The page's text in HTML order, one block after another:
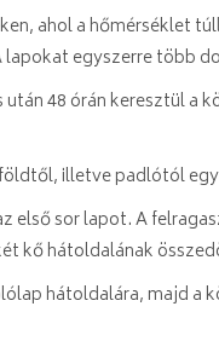
ahol a hőmérséklet
lapokat egyszerre több
48 órán keresztül a
illetve padlótól
első sor lapot. A
kő hátoldalának
hátoldalára, majd a